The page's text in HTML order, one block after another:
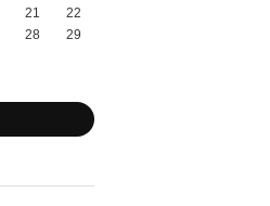
21
22
28
29